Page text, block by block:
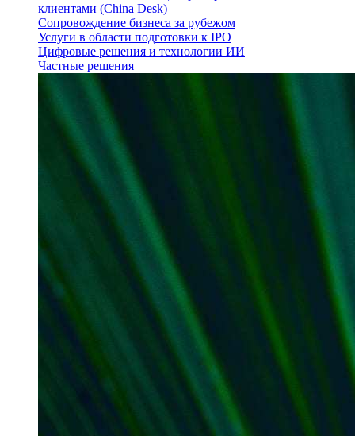
клиентами (China Desk)
Сопровождение бизнеса за рубежом
Услуги в области подготовки к IPO
Цифровые решения и технологии ИИ
Частные решения